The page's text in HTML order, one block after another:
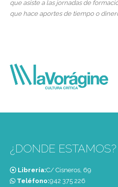
que asiste a las jornadas de
que hace aportes de tiempo o
¿DONDE ESTAMOS?
Librería:C/ Cisneros, 69
Teléfono:‭942 375 226‬